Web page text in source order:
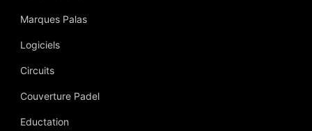
Marques Palas
Logiciels
Circuits
Couverture Padel
Eductation